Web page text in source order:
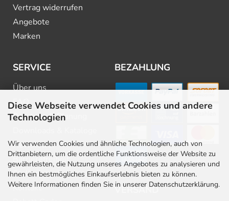
Diese Webseite verwendet Cookies und andere
Technologien
Wir verwenden Cookies und ähnliche Technologien, auch von
Drittanbietern, um die ordentliche Funktionsweise der Website zu
gewährleisten, die Nutzung unseres Angebotes zu analysieren und
Ihnen ein bestmögliches Einkaufserlebnis bieten zu können.
Weitere Informationen finden Sie in unserer Datenschutzerklärung.
Vertrag widerrufen
Angebote
Marken
SERVICE
Über uns
FAQ
Beratung & Planung
Newsletter
Barrierefreiheit
Stellenangebote
Kontakt
BEZAHLUNG
VERSAND